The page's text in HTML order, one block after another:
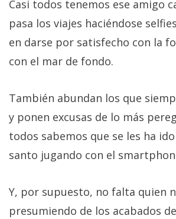
Casi todos tenemos ese amigo
pasa los viajes haciéndose
en darse por satisfecho con la
con el mar de fondo.
También abundan los que
y ponen excusas de lo más
todos sabemos que se les ha
santo jugando con el
Y, por supuesto, no falta quien
presumiendo de los acabados